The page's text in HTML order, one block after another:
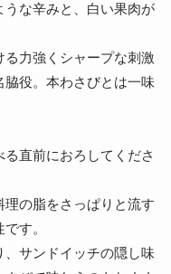
な辛みと、白い果肉が
力強くシャープな刺激
役。本わさびとは一味
直前におろしてくださ
の脂をさっぱりと流す
す。
サンドイッチの隠し味